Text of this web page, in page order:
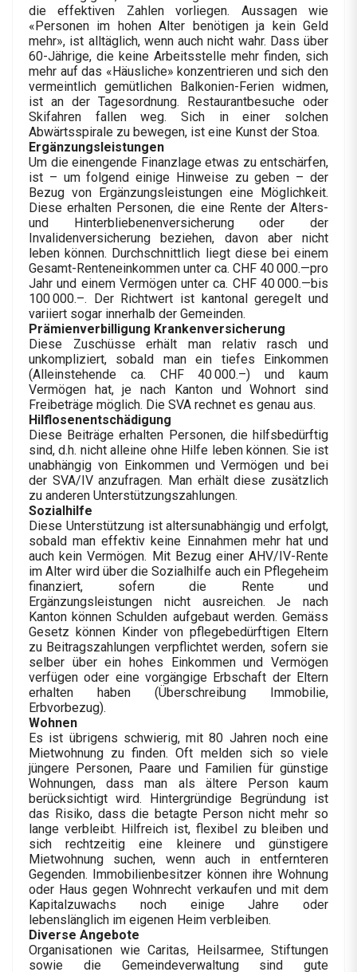
die effektiven Zahlen vorliegen. Aussagen wie
«Personen im hohen Alter benötigen ja kein Geld
mehr», ist alltäglich, wenn auch nicht wahr. Dass über
60-Jährige, die keine Arbeitsstelle mehr finden, sich
mehr auf das «Häusliche» konzentrieren und sich den
vermeintlich gemütlichen Bal­ko­nien-­Ferien widmen,
ist an der Tagesordnung. Restaurantbesuche oder
Skifahren fallen weg. Sich in einer solchen
Abwärtsspirale zu bewegen, ist eine Kunst der Stoa.
Ergänzungsleistungen
Um die einengende Finanzlage etwas zu entschärfen,
ist – um folgend einige Hinweise zu geben – der
Bezug von Ergänzungsleistungen eine Möglichkeit.
Diese erhalten Personen, die eine Rente der Alters-
und Hinterbliebenenversicherung oder der
Invalidenversicherung beziehen, davon aber nicht
leben können. Durchschnittlich liegt diese bei einem
Gesamt-Renteneinkommen unter ca. CHF 40 000.—pro
Jahr und einem Vermögen unter ca. CHF 40 000.—bis
100 000.–. Der Richtwert ist kantonal geregelt und
variiert sogar innerhalb der Gemeinden.
Prämienverbilligung Krankenversicherung
Diese Zuschüsse erhält man relativ rasch und
unkompliziert, sobald man ein tiefes Einkommen
(Alleinstehende ca. CHF 40 000.–) und kaum
Vermögen hat, je nach Kanton und Wohnort sind
Freibeträge möglich. Die SVA rechnet es genau aus.
Hilflosenentschädigung
Diese Beiträge erhalten Personen, die hilfsbedürftig
sind, d.h. nicht alleine ohne Hilfe leben können. Sie ist
unabhängig von Einkommen und Vermögen und bei
der SVA/IV anzufragen. Man erhält diese zusätzlich
zu anderen Unterstützungszahlungen.
Sozialhilfe
Diese Unterstützung ist altersunabhängig und erfolgt,
sobald man effektiv keine Einnahmen mehr hat und
auch kein Vermögen. Mit Bezug einer AHV/IV-Rente
im Alter wird über die Sozialhilfe auch ein Pflegeheim
finanziert, sofern die Rente und
Ergänzungsleistungen nicht ausreichen. Je nach
Kanton können Schulden aufgebaut werden. Gemäss
Gesetz können Kinder von pflegebedürftigen Eltern
zu Beitragszahlungen verpflichtet werden, sofern sie
selber über ein hohes Einkommen und Vermögen
verfügen oder eine vorgängige Erbschaft der Eltern
erhalten haben (Überschreibung Immobilie,
Erbvorbezug).
Wohnen
Es ist übrigens schwierig, mit 80 Jahren noch eine
Mietwohnung zu finden. Oft melden sich so viele
jüngere Personen, Paare und Familien für günstige
Wohnungen, dass man als ältere Person kaum
berücksichtigt wird. Hintergründige Begründung ist
das Risiko, dass die betagte Person nicht mehr so
lange verbleibt. Hilfreich ist, flexibel zu bleiben und
sich rechtzeitig eine kleinere und günstigere
Mietwohnung suchen, wenn auch in entfernteren
Gegenden. Immobilienbesitzer können ihre Wohnung
oder Haus gegen Wohnrecht verkaufen und mit dem
Kapitalzuwachs noch einige Jahre oder
lebenslänglich im eigenen Heim verbleiben.
Diverse Angebote
Organisationen wie Caritas, Heilsarmee, Stiftungen
sowie die Gemeindeverwaltung sind gute